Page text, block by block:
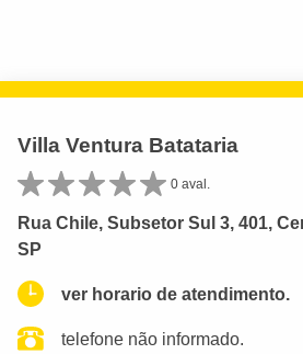
Villa Ventura Batataria
0 aval.
Rua Chile, Subsetor Sul 3, 401,
SP
ver horario de atendimento.
telefone não informado.